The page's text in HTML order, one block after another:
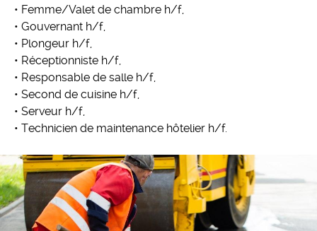
• Femme/Valet de chambre h/f,
• Gouvernant h/f,
• Plongeur h/f,
• Réceptionniste h/f,
• Responsable de salle h/f,
• Second de cuisine h/f,
• Serveur h/f,
• Technicien de maintenance hôtelier h/f.